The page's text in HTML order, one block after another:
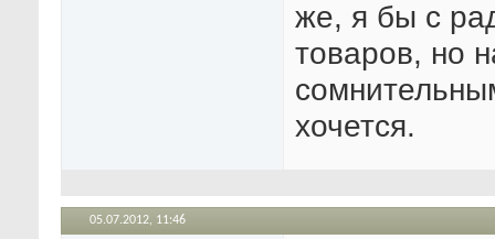
же, я бы с
товаров, но
хочется.
05.07.2012, 11:46